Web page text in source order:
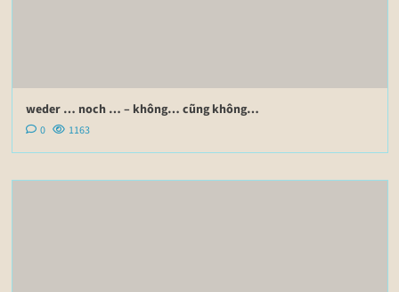
weder … noch … – không… cũng không…
0 1163